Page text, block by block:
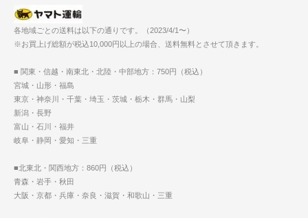
各地域ごとの送料は以下の通りです。（2023/4/1〜）
※お買上げ総額が税込10,000円以上の場合、送料無料とさせて頂きます。
■ 関東・信越・南東北・北陸・中部地方：750円（税込）
宮城・山形・福島
東京・神奈川・千葉・埼玉・茨城・栃木・群馬・山梨
新潟・長野
富山・石川・福井
岐阜・静岡・愛知・三重
■北東北・関西地方：860円（税込）
青森・岩手・秋田
大阪・京都・兵庫・奈良・滋賀・和歌山・三重